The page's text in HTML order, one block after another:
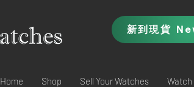
新到現貨
Home Shop Sell Your Watches